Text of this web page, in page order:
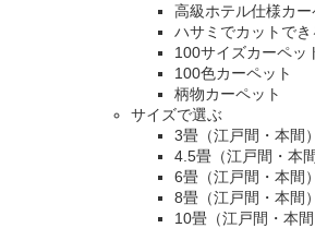
高級ホテル仕様カー
ハサミでカットでき
100サイズカーペッ
100色カーペット
柄物カーペット
サイズで選ぶ
3畳（江戸間・本間
4.5畳（江戸間・本
6畳（江戸間・本間
8畳（江戸間・本間
10畳（江戸間・本